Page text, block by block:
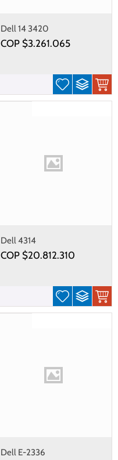
Dell 14 3420
COP $3.261.065
Dell 4314
COP $20.812.310
Dell E-2336